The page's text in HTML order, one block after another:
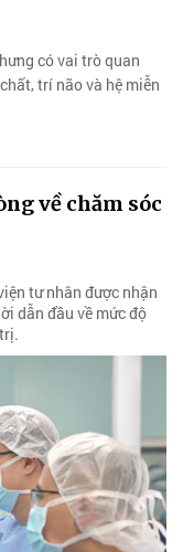
có vai trò quan
trí não và hệ miễn
về chăm sóc
tư nhân được nhận
dẫn đầu về mức độ